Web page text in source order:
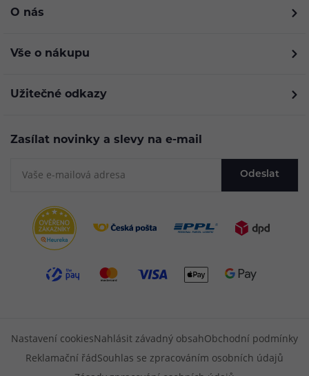
O nás
Vše o nákupu
Užitečné odkazy
Zasílat novinky a slevy na e-mail
Odeslat
Nastavení cookiesNahlásit závadný obsahObchodní podmínky
Reklamační řádSouhlas se zpracováním osobních údajů